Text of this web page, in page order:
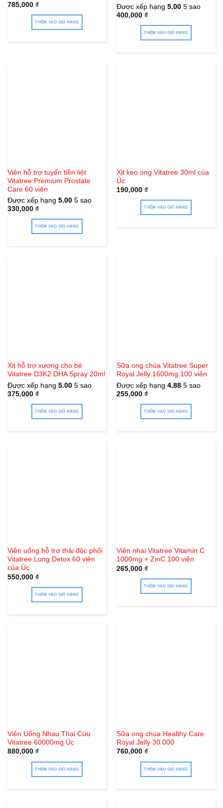
785,000 ₫
THÊM VÀO GIỎ HÀNG
Được xếp hạng 5.005 sao
400,000 ₫
THÊM VÀO GIỎ HÀNG
Viên hỗ trợ tuyến tiền liệt
Vitatree Premium Prostate
Care 60 viên
Được xếp hạng 5.005 sao
330,000 ₫
THÊM VÀO GIỎ HÀNG
Xịt keo ong Vitatree 30ml của
Úc
190,000 ₫
THÊM VÀO GIỎ HÀNG
Xịt hỗ trợ xương cho bé
Vitatree D3K2 DHA Spray 20ml
Được xếp hạng 5.005 sao
375,000 ₫
THÊM VÀO GIỎ HÀNG
Sữa ong chúa Vitatree Super
Royal Jelly 1600mg 100 viên
Được xếp hạng 4.885 sao
255,000 ₫
THÊM VÀO GIỎ HÀNG
Viên uống hỗ trợ thải độc phổi
Vitatree Lung Detox 60 viên
của Úc
550,000 ₫
THÊM VÀO GIỎ HÀNG
Viên nhai Vitatree Vitamin C
1000mg + ZinC 100 viên
265,000 ₫
THÊM VÀO GIỎ HÀNG
Viên Uống Nhau Thai Cừu
Vitatree 60000mg Úc
880,000 ₫
THÊM VÀO GIỎ HÀNG
Sữa ong chúa Healthy Care
Royal Jelly 30.000
760,000 ₫
THÊM VÀO GIỎ HÀNG